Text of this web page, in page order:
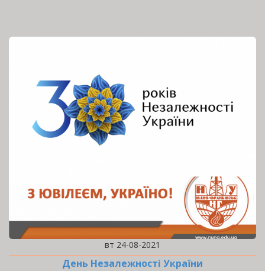
вт 24-08-2021
День Незалежності України